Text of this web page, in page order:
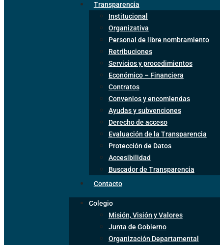
Transparencia
Institucional
Organizativa
Personal de libre nombramiento
Retribuciones
Servicios y procedimientos
Económico – Financiera
Contratos
Convenios y encomiendas
Ayudas y subvenciones
Derecho de acceso
Evaluación de la Transparencia
Protección de Datos
Accesibilidad
Buscador de Transparencia
Contacto
Colegio
Misión, Visión y Valores
Junta de Gobierno
Organización Departamental